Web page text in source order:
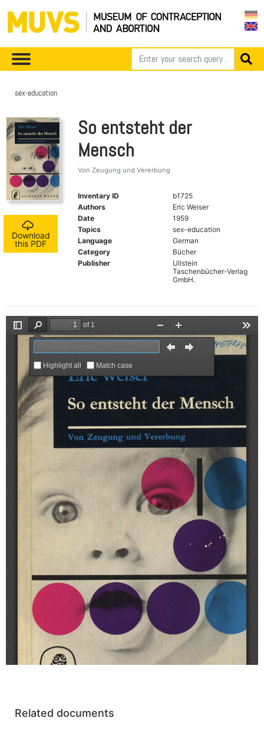
sex-education
Download
this PDF
So entsteht der
Mensch
Von Zeugung und Vererbung
Inventary ID
b1725
Authors
Eric Weiser
Date
1959
Topics
sex-education
Language
German
Category
Bücher
Publisher
Ullstein
Taschenbücher-Verlag
GmbH.
Related documents